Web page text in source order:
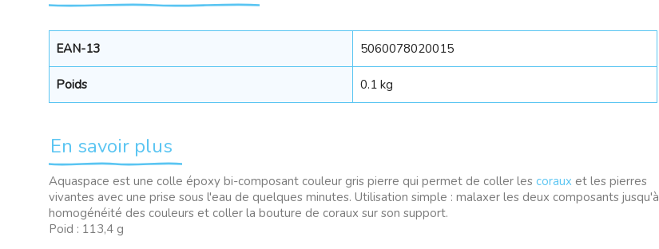
EAN-13 5060078020015
Poids 0.1 kg
En savoir plus
Aquaspace est une colle époxy bi-composant couleur gris pierre qui permet de coller les coraux et les pierres
vivantes avec une prise sous l'eau de quelques minutes. Utilisation simple : malaxer les deux composants jusqu'à
homogénéité des couleurs et coller la bouture de coraux sur son support.
Poid : 113,4 g